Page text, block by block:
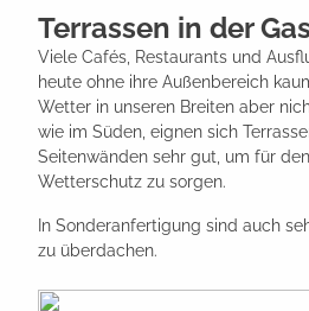
Terrassen in der
Viele Cafés, Restaurants und
heute ohne ihre Außenbereich
Wetter in unseren Breiten aber
wie im Süden, eignen sich
Seitenwänden sehr gut, um für
Wetterschutz zu sorgen.
In Sonderanfertigung sind auch
zu überdachen.